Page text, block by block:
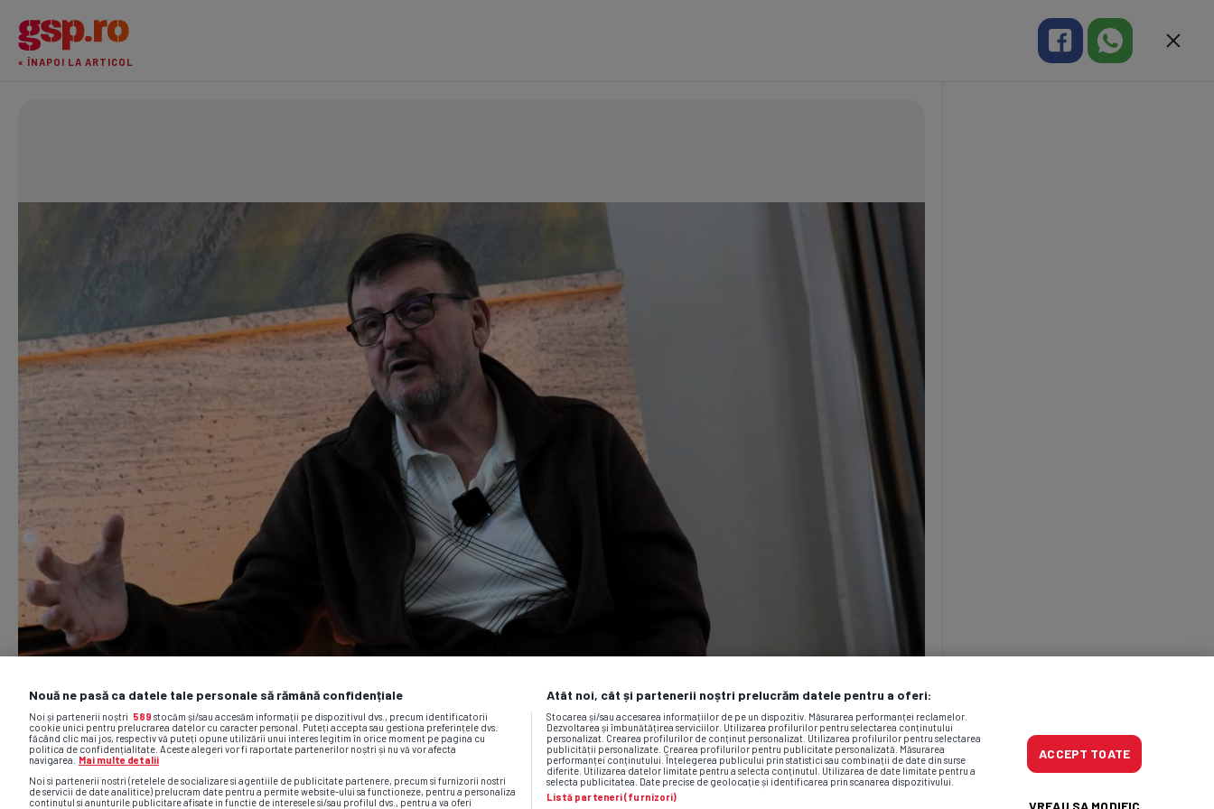
« ÎNAPOI LA ARTICOL
Nouă ne pasă ca datele tale personale să rămână confidențiale
Noi și partenerii noștri 589 stocăm și/sau accesăm informații pe dispozitivul dvs., precum identificatorii
cookie unici pentru prelucrarea datelor cu caracter personal. Puteți accepta sau gestiona preferințele dvs.
făcând clic mai jos, respectiv vă puteți opune utilizării unui interes legitim în orice moment pe pagina cu
politica de confidențialitate. Aceste alegeri vor fi raportate partenerilor noștri și nu vă vor afecta
navigarea.
Mai multe detalii
Noi si partenerii nostri (retelele de socializare si agentiile de publicitate partenere, precum si furnizorii nostri
de servicii de date analitice) prelucram date pentru a permite website-ului sa functioneze, pentru a personaliza
continutul si anunturile publicitare afisate in functie de interesele si/sau profilul dvs., pentru a va oferi
Atât noi, cât și partenerii noștri prelucrăm datele pentru a oferi:
Stocarea și/sau accesarea informațiilor de pe un dispozitiv. Măsurarea performanței reclamelor.
Dezvoltarea și îmbunătățirea serviciilor. Utilizarea profilurilor pentru selectarea conținutului
personalizat. Crearea profilurilor de conținut personalizat. Utilizarea profilurilor pentru selectarea
publicității personalizate. Crearea profilurilor pentru publicitate personalizată. Măsurarea
performanței conținutului. Înțelegerea publicului prin statistici sau combinații de date din surse
diferite. Utilizarea datelor limitate pentru a selecta conținutul. Utilizarea de date limitate pentru a
selecta publicitatea. Date precise de geolocație și identificarea prin scanarea dispozitivului.
Listă parteneri (furnizori)
ACCEPT TOATE
VREAU SA MODIFIC